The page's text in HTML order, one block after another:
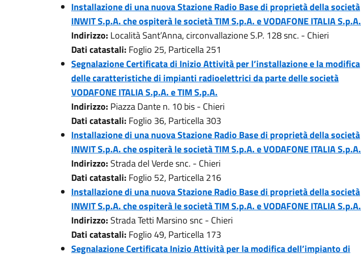
Installazione di una nuova Stazione Radio Base di proprietà della società
INWIT S.p.A. che ospiterà le società TIM S.p.A. e VODAFONE ITALIA S.p.A.
Indirizzo: Località Sant’Anna, circonvallazione S.P. 128 snc. - Chieri
Dati catastali: Foglio 25, Particella 251
Segnalazione Certificata di Inizio Attività per l’installazione e la modifica
delle caratteristiche di impianti radioelettrici da parte delle società
VODAFONE ITALIA S.p.A. e TIM S.p.A.
Indirizzo: Piazza Dante n. 10 bis - Chieri
Dati catastali: Foglio 36, Particella 303
Installazione di una nuova Stazione Radio Base di proprietà della società
INWIT S.p.A. che ospiterà le società TIM S.p.A. e VODAFONE ITALIA S.p.A.
Indirizzo: Strada del Verde snc. - Chieri
Dati catastali: Foglio 52, Particella 216
Installazione di una nuova Stazione Radio Base di proprietà della società
INWIT S.p.A. che ospiterà le società TIM S.p.A. e VODAFONE ITALIA S.p.A.
Indirizzo: Strada Tetti Marsino snc - Chieri
Dati catastali: Foglio 49, Particella 173
Segnalazione Certificata Inizio Attività per la modifica dell’impianto di